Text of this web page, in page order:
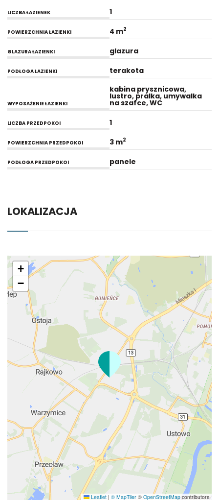
LICZBA ŁAZIENEK 1
POWIERZCHNIA ŁAZIENKI 4 m2
GLAZURA ŁAZIENKI glazura
PODŁOGA ŁAZIENKI terakota
WYPOSAŻENIE ŁAZIENKI
kabina prysznicowa,
lustro, pralka, umywalka
na szafce, WC
LICZBA PRZEDPOKOI 1
POWIERZCHNIA PRZEDPOKOI 3 m2
PODŁOGA PRZEDPOKOI panele
LOKALIZACJA
+
−
Leaflet | © MapTiler © OpenStreetMapcontributors